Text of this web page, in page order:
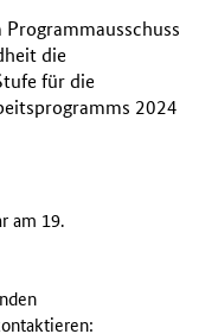
die
für die
2024
am 19.